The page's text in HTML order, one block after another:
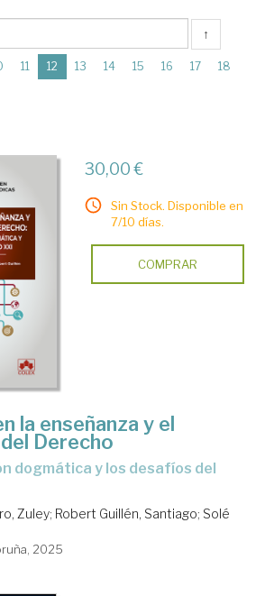
↑
11 12 (current)
13 14 15 16 17
18
30,00 €
Sin Stock. Disponible en
7/10 días.
COMPRAR
la enseñanza y el
Derecho
Zuley; Robert Guillén, Santiago; Solé
2025